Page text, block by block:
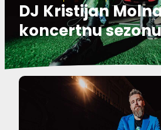
DJ Kristijan
koncertnu